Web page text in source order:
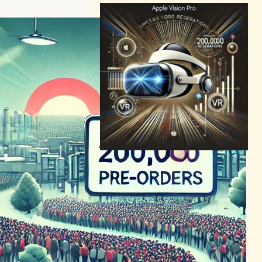
Apple Vision Pro予約20万件
突破、VR界の最新動向を総
ざらい！
VR/ARニュース｜
テクノロジーと社会ニュース
Apple Vision Pro
2024年1月27日23:36
完売続出！Apple Vision Pro